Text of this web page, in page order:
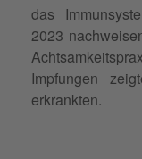
das
2023
Impfungen
erkrankten.